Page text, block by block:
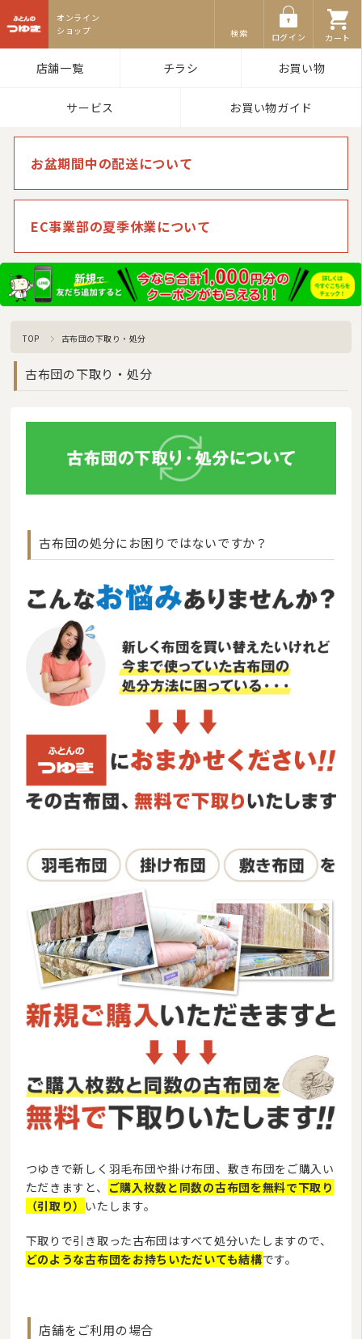
検索 ログイン カート
店舗一覧 チラシ お買い物
サービス お買い物ガイド
お盆期間中の配送について
EC事業部の夏季休業について
TOP 古布団の下取り・処分
古布団の下取り・処分
古布団の処分にお困りではないですか？
つゆきで新しく羽毛布団や掛け布団、敷き布団をご購入い
ただきますと、
ご購入枚数と同数の古布団を無料で下取り
（引取り） いたします。
下取りで引き取った古布団はすべて処分いたしますので、
どのような古布団をお持ちいただいても結構です。
店舗をご利用の場合